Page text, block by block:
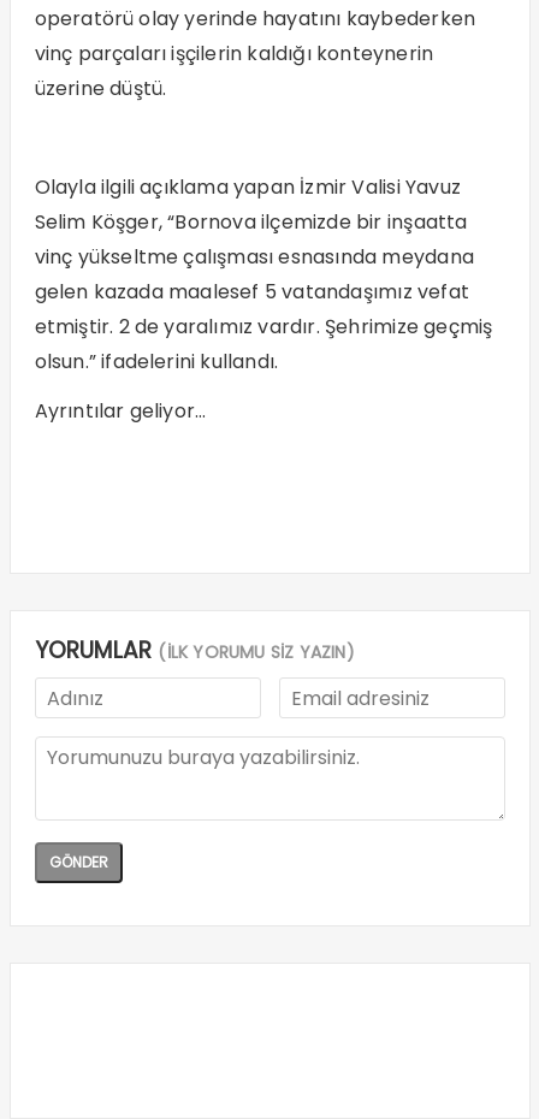
operatörü olay yerinde hayatını kaybederken
vinç parçaları işçilerin kaldığı konteynerin
üzerine düştü.
Olayla ilgili açıklama yapan İzmir Valisi Yavuz
Selim Köşger, “Bornova ilçemizde bir inşaatta
vinç yükseltme çalışması esnasında meydana
gelen kazada maalesef 5 vatandaşımız vefat
etmiştir. 2 de yaralımız vardır. Şehrimize geçmiş
olsun.” ifadelerini kullandı.
Ayrıntılar geliyor…
YORUMLAR (İLK YORUMU SİZ YAZIN)